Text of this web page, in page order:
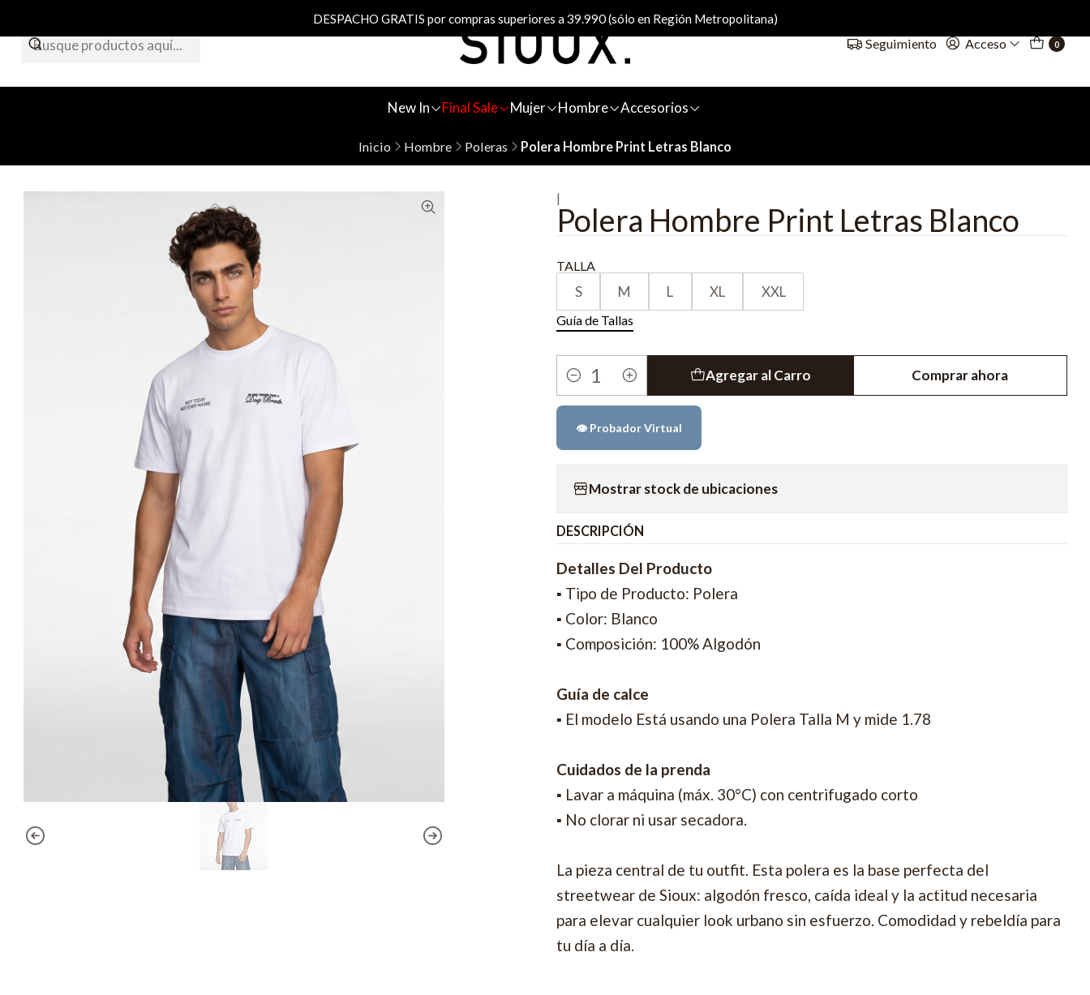
Seguimiento Acceso 0
New In Final Sale Mujer Hombre Accesorios
DESPACHO GRATIS por compras superiores a 39.990 (sólo en Región Metropolitana)
Inicio Hombre Poleras Polera Hombre Print Letras Blanco
|
Polera Hombre Print Letras Blanco
TALLA
S M L XL XXL
Guía de Tallas
Cantidad
Agregar al Carro Comprar ahora
👁️ Probador Virtual
Mostrar stock de ubicaciones
DESCRIPCIÓN
Detalles Del Producto
▪ Tipo de Producto: Polera
▪ Color: Blanco
▪ Composición: 100% Algodón
Guía de calce
▪ El modelo Está usando una Polera Talla M y mide 1.78
Cuidados de la prenda
▪ Lavar a máquina (máx. 30°C) con centrifugado corto
▪ No clorar ni usar secadora.
La pieza central de tu outfit. Esta polera es la base perfecta del
streetwear de Sioux: algodón fresco, caída ideal y la actitud necesaria
para elevar cualquier look urbano sin esfuerzo. Comodidad y rebeldía para
tu día a día.